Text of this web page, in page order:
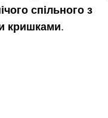
спільного з
кришками.